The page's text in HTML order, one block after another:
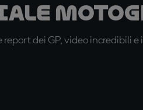
dei GP, video incredibili